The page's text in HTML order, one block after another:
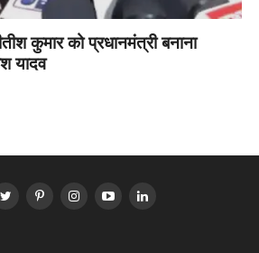
कुमार को प्रधानमंत्री बनाना
यादव